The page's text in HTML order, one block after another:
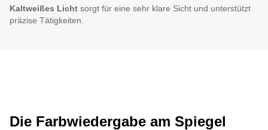
Kaltweißes Licht sorgt für eine sehr klare Sicht und unterstützt
präzise Tätigkeiten.
Die Farbwiedergabe am Spiegel